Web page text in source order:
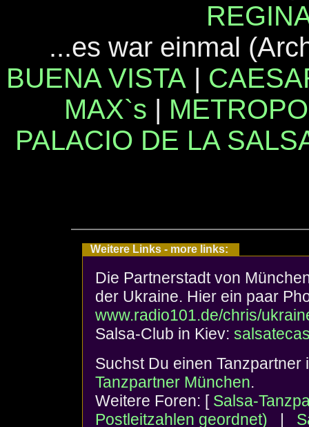
...es war einmal
BUENA VISTA |
MAX`s |
PALACIO DE LA
Weitere Links - more links:
Die Partnerstadt von
der Ukraine. Hier ein paar
www.radio101.de/chris/
Salsa-Club in Kiev:
Suchst Du einen Tanzpartner
Tanzpartner München.
Weitere Foren: [ Salsa-
Postleitzahlen geordnet) |